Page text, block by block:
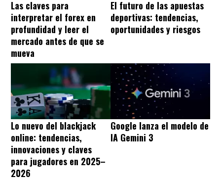
Las claves para
interpretar el forex en
profundidad y leer el
mercado antes de que se
mueva
El futuro de las apuestas
deportivas: tendencias,
oportunidades y riesgos
Lo nuevo del blackjack
online: tendencias,
innovaciones y claves
para jugadores en 2025–
2026
Google lanza el modelo de
IA Gemini 3